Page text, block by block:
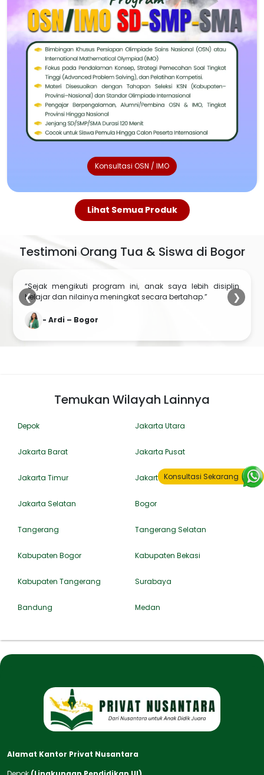
Konsultasi OSN / IMO
Lihat Semua Produk
Testimoni Orang Tua & Siswa di Bogor
❮
“Sejak mengikuti program ini, anak saya lebih disiplin
belajar dan nilainya meningkat secara bertahap.”
- Ardi – Bogor
❯
Temukan Wilayah Lainnya
Depok Jakarta Utara
Jakarta Barat Jakarta Pusat
Jakarta Timur Jakarta
Jakarta Selatan Bogor
Tangerang Tangerang Selatan
Kabupaten Bogor Kabupaten Bekasi
Kabupaten Tangerang Surabaya
Bandung Medan
Konsultasi Sekarang
Alamat Kantor Privat Nusantara